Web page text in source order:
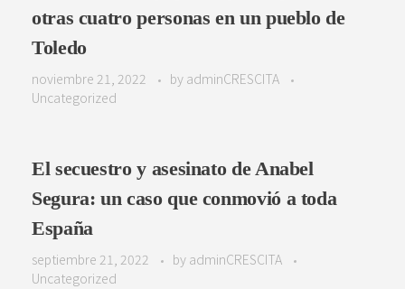
otras cuatro personas en un pueblo de
Toledo
noviembre 21, 2022 by adminCRESCITA
Uncategorized
El secuestro y asesinato de Anabel
Segura: un caso que conmovió a toda
España
septiembre 21, 2022 by adminCRESCITA
Uncategorized